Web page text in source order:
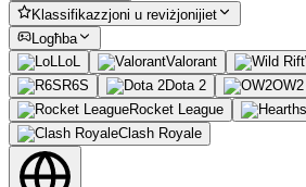
Klassifikazzjoni u reviżjonijiet
Logħba
LoL
Valorant
R6S
Dota 2 OW2
Rocket League
Clash Royale